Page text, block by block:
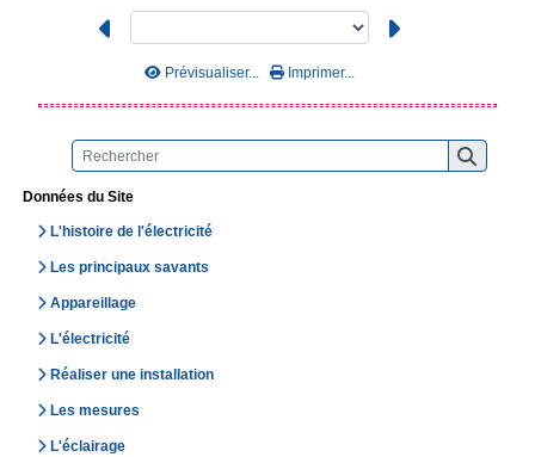
Données du Site
L'histoire de l'électricité
Les principaux savants
Appareillage
L'électricité
Réaliser une installation
Les mesures
L'éclairage
Prévisualiser... Imprimer...